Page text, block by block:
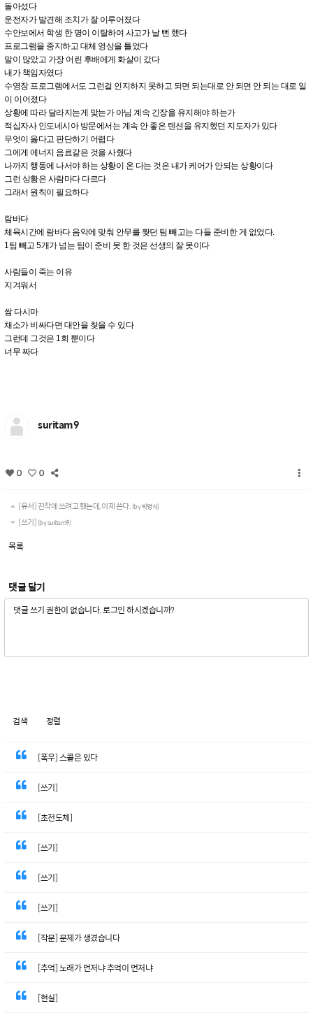
돌아섰다
운전자가 발견해 조치가 잘 이루어졌다
수안보에서 학생 한 명이 이탈하여 사고가 날 뻔 했다
프로그램을 중지하고 대체 영상을 틀었다
말이 많았고 가장 어린 후배에게 화살이 갔다
내가 책임자였다
수영장 프로그램에서도 그런걸 인지하지 못하고 되면 되는대로 안 되면 안 되는 대로 일
이 이어졌다
상황에 따라 달라지는게 맞는가 아님 계속 긴장을 유지해야 하는가
적십자사 인도네시아 방문에서는 계속 안 좋은 텐션을 유지했던 지도자가 있다
무엇이 옳다고 판단하기 어렵다
그에게 에너지 음료같은 것을 사줬다
나까지 행동에 나서야 하는 상황이 온 다는 것은 내가 케어가 안되는 상황이다
그런 상황은 사람마다 다르다
그래서 원칙이 필요하다
람바다
체육시간에 람바다 음악에 맞춰 안무를 짲던 팀 빼고는 다들 준비한 게 없었다.
1팀 빼고 5개가 넘는 팀이 준비 못 한 것은 선생의 잘 못이다
사람들이 죽는 이유
지겨워서
쌈 다시마
채소가 비싸다면 대안을 찾을 수 있다
그런데 그것은 1회 뿐이다
너무 짜다
suritam9
0 0
[유서] 진작에 쓰려고 했는데, 이제 쓴다. (by 박영식)
[쓰기] (by suritam9)
목록
댓글 달기
검색 정렬
[폭우] 스콜은 있다
[쓰기]
[초전도체]
[쓰기]
[쓰기]
[쓰기]
[작문] 문제가 생겼습니다
[추억] 노래가 먼저냐 추억이 먼저냐
[현실]